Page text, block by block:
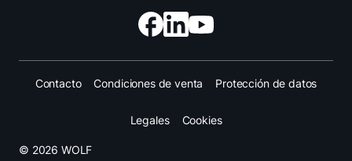
© 2026 WOLF
Contacto Condiciones de venta Protección de datos
Legales Cookies